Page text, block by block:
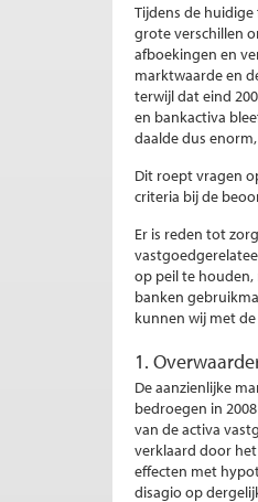
Tijdens de
grote verschillen
afboekingen en
marktwaarde en
terwijl dat eind
en bankactiva
daalde dus
Dit roept vragen
criteria bij de
Er is reden tot
op peil te houden,
banken
kunnen wij met
1.
De aanzienlijke
bedroegen in
van de activa
verklaard door
effecten met
disagio op